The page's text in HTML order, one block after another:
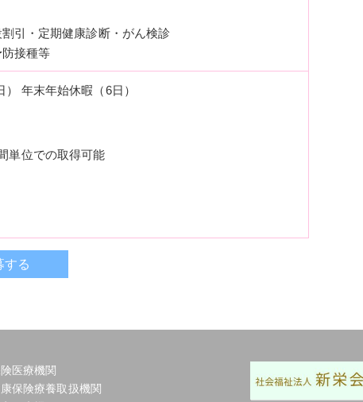
引・定期健康診断・がん検診
接種等
年末年始休暇（6日）
単位での取得可能
する
医療機関
保険療養取扱機関